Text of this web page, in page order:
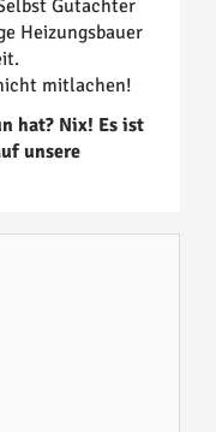
Gutachter
Heizungsbauer
mitlachen!
hat? Nix! Es ist
unsere